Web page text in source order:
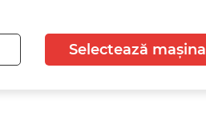
Selectează mașina